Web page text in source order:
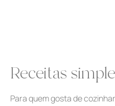
Receitas
Para quem gosta de